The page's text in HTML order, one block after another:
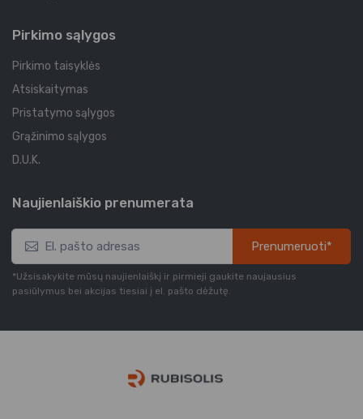
Pirkimo sąlygos
Pirkimo taisyklės
Atsiskaitymas
Pristatymo sąlygos
Grąžinimo sąlygos
D.U.K.
Naujienlaiškio prenumerata
Prenumeruoti*
*Užsisakykite mūsų naujienlaiškį ir pirmieji gaukite naujausius
pasiūlymus bei akcijas tiesiai į el. pašto dėžutę.